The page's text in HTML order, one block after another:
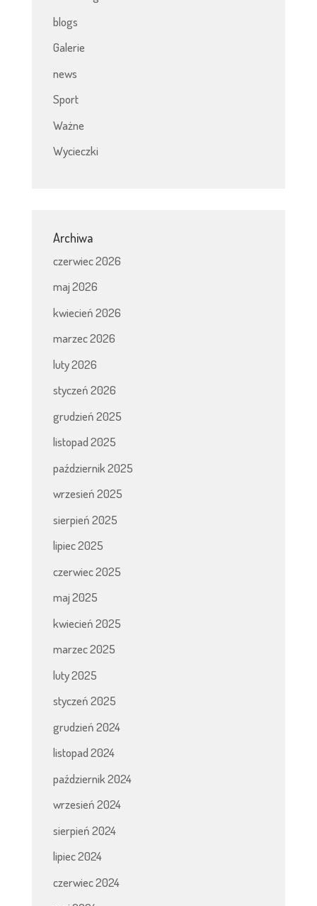
blogs
Galerie
news
Sport
Ważne
Wycieczki
Archiwa
czerwiec 2026
maj 2026
kwiecień 2026
marzec 2026
luty 2026
styczeń 2026
grudzień 2025
listopad 2025
październik 2025
wrzesień 2025
sierpień 2025
lipiec 2025
czerwiec 2025
maj 2025
kwiecień 2025
marzec 2025
luty 2025
styczeń 2025
grudzień 2024
listopad 2024
październik 2024
wrzesień 2024
sierpień 2024
lipiec 2024
czerwiec 2024